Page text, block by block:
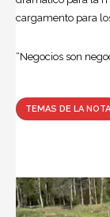
cargamento para
“Negocios son
TEMAS DE LA NOTA